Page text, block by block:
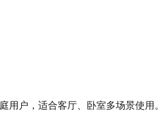
用户，适合客厅、卧室多场景使用。